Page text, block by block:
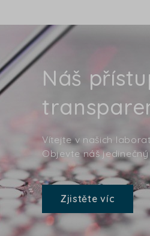
Náš
Vítejte v našich
Objevte náš
Zjistěte víc